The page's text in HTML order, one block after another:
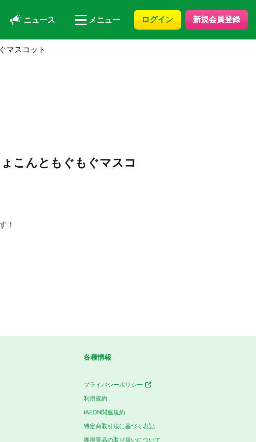
ニュース メニュー ログイン 新規会員登録
マスコット
こんともぐもぐマスコ
！
各種情報
プライバシーポリシー
利用規約
iAEON関連規約
特定商取引法に基づく表記
獲得景品の取り扱いについて